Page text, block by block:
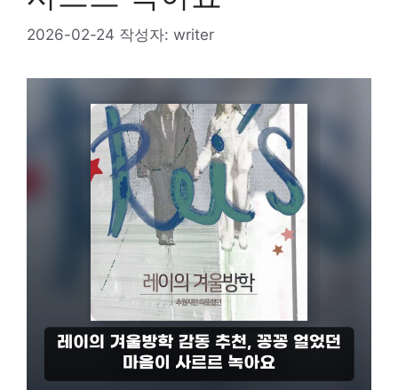
2026-02-24 작성자: writer